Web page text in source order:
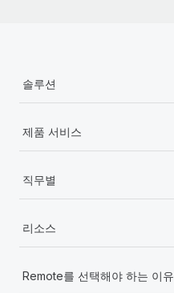
솔루션
제품 서비스
직무별
리소스
Remote를 선택해야 하는 이유